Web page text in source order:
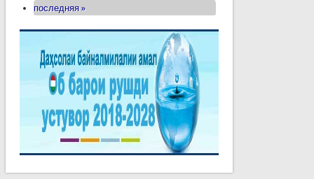
последняя »